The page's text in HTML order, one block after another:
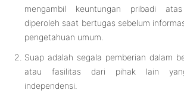
mengambil keuntungan pribadi
diperoleh saat bertugas sebelum
pengetahuan umum.
Suap adalah segala pemberian dalam
atau fasilitas dari pihak lain yang
independensi.